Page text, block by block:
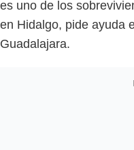
es uno de los
en Hidalgo, pide ayuda
Guadalajara.